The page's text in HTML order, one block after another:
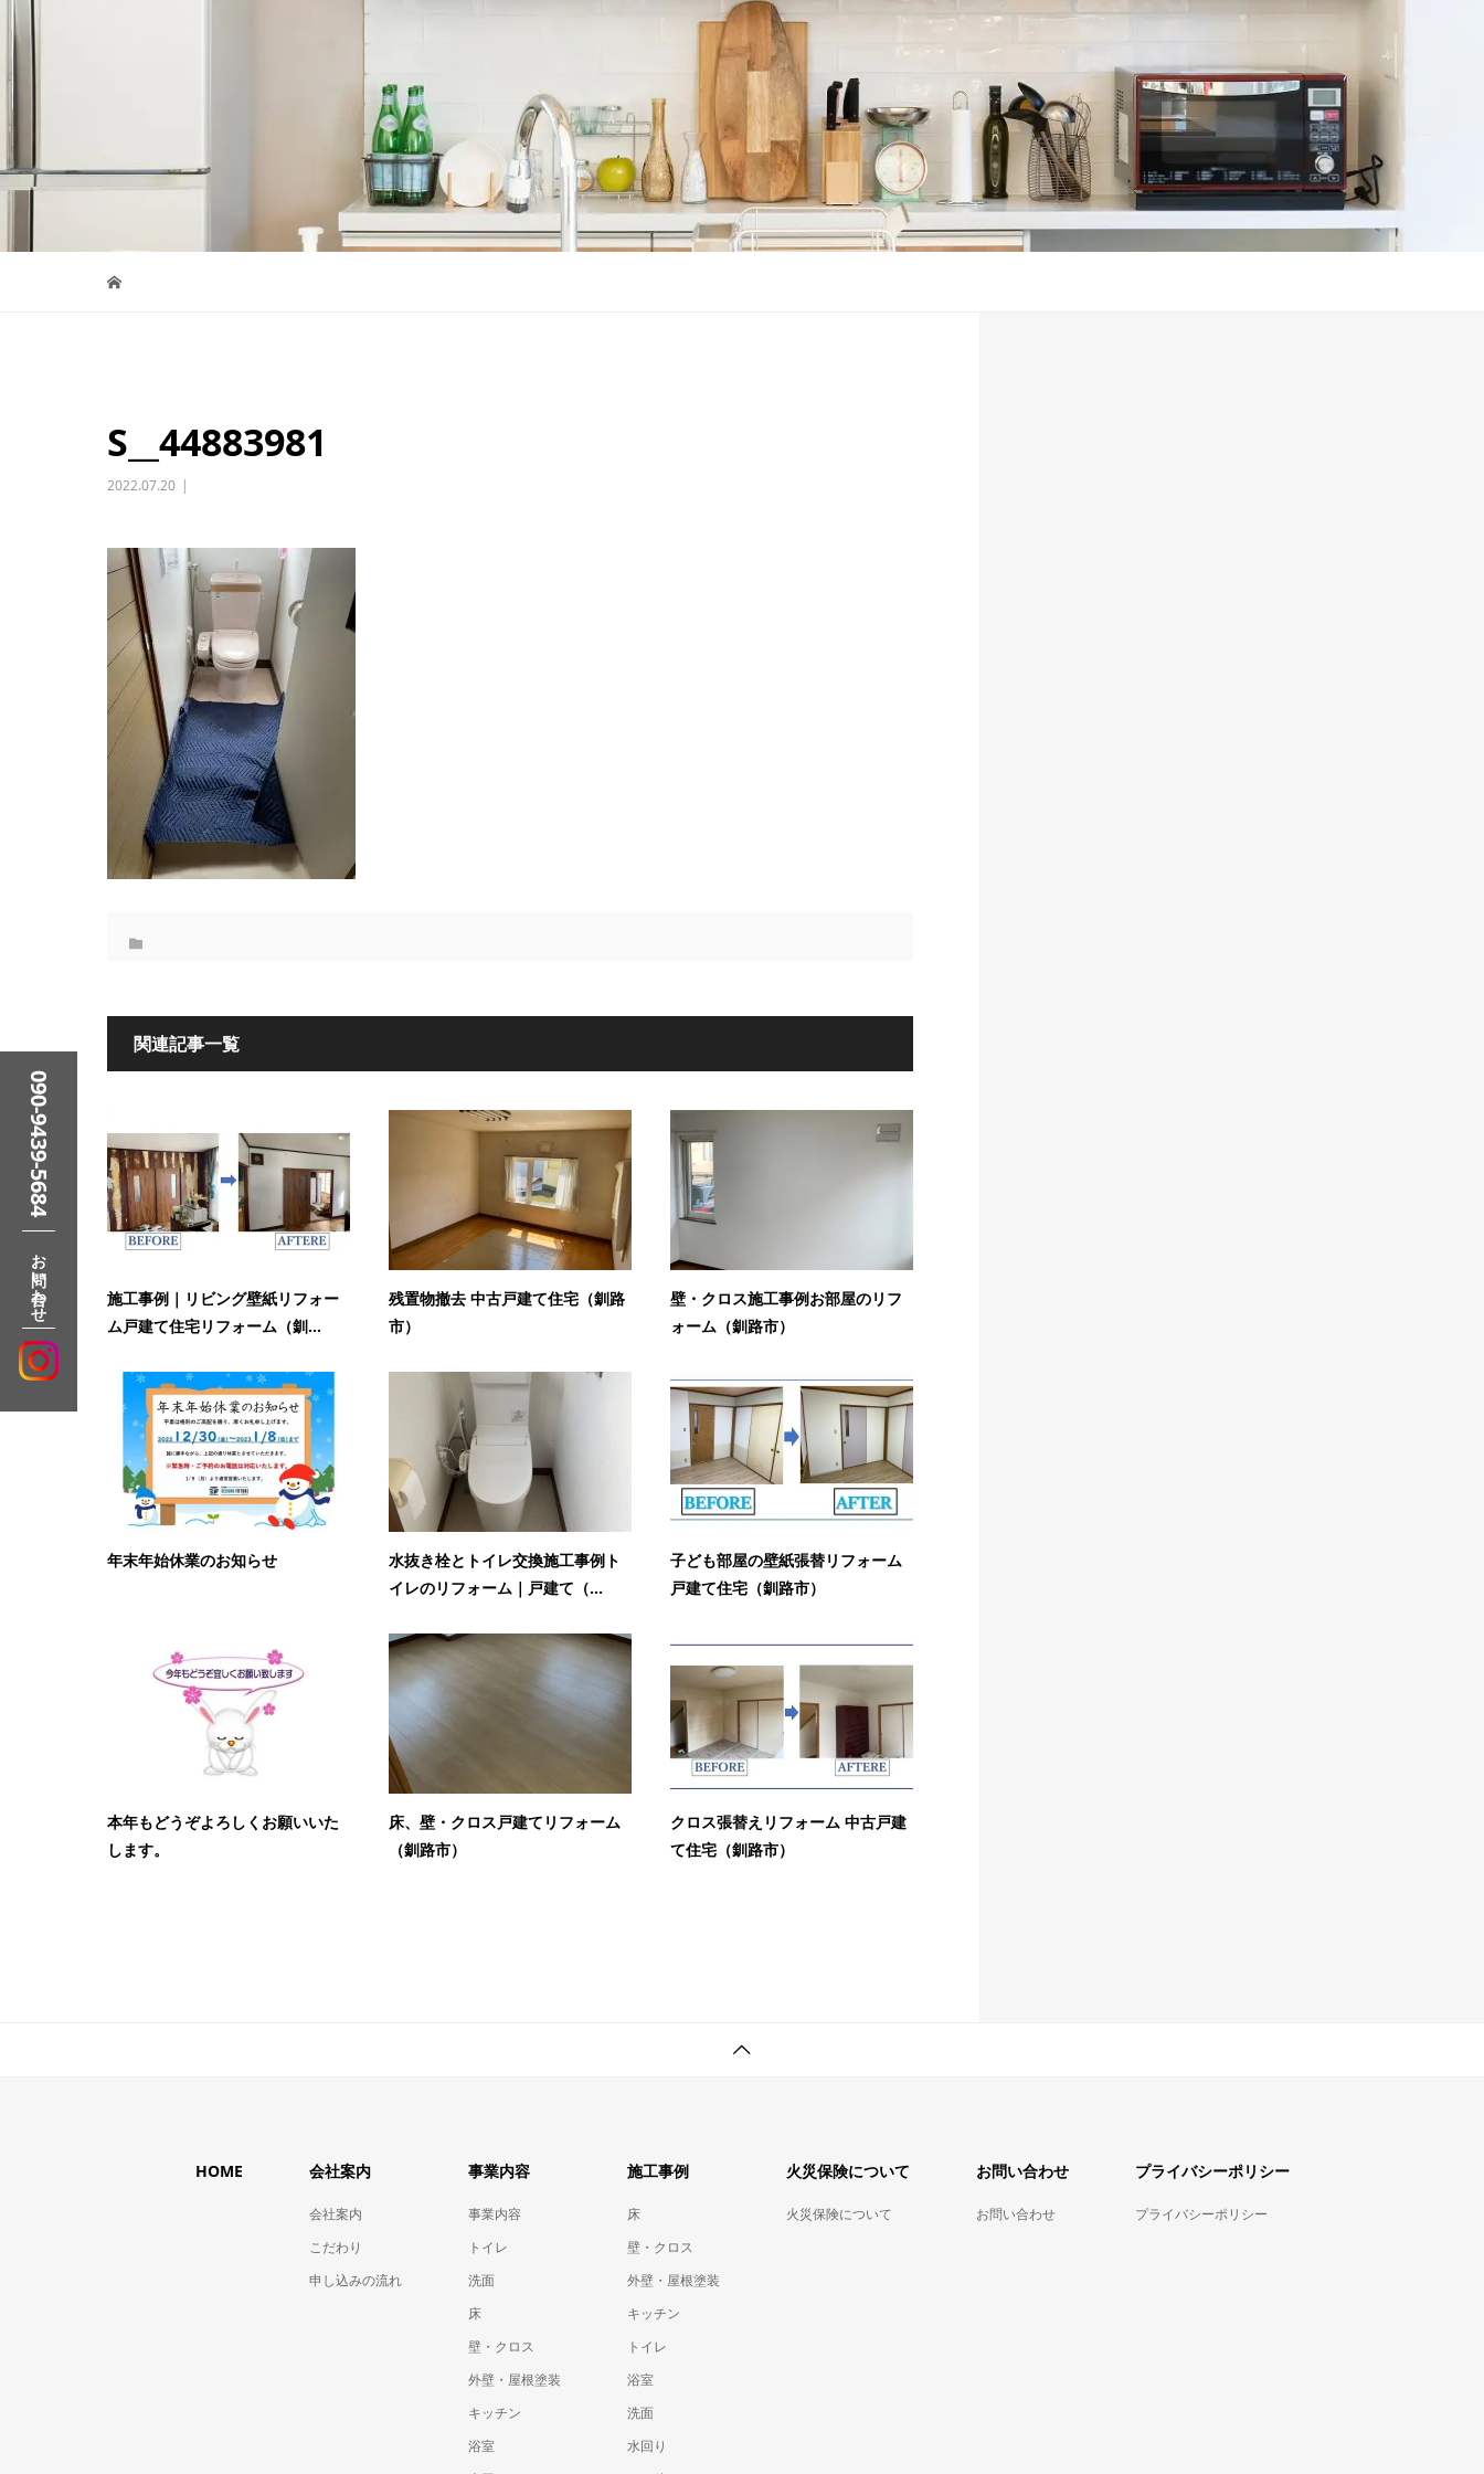
S__44883981
2022.07.20
関連記事一覧
施工事例｜リビング壁紙リフォー
ム戸建て住宅リフォーム（釧...
残置物撤去 中古戸建て住宅（釧路
市）
壁・クロス施工事例お部屋のリフ
ォーム（釧路市）
年末年始休業のお知らせ
水抜き栓とトイレ交換施工事例ト
イレのリフォーム｜戸建て（...
子ども部屋の壁紙張替リフォーム
戸建て住宅（釧路市）
本年もどうぞよろしくお願いいた
します。
床、壁・クロス戸建てリフォーム
（釧路市）
クロス張替えリフォーム 中古戸建
て住宅（釧路市）
HOME 会社案内
会社案内
こだわり
申し込みの流れ
事業内容
事業内容
トイレ
洗面
床
壁・クロス
外壁・屋根塗装
キッチン
浴室
施工事例
床
壁・クロス
外壁・屋根塗装
キッチン
トイレ
浴室
洗面
水回り
火災保険について
火災保険について
お問い合わせ
お問い合わせ
プライバシーポリシー
プライバシーポリシー
090-9439-5684
お問い合わせ